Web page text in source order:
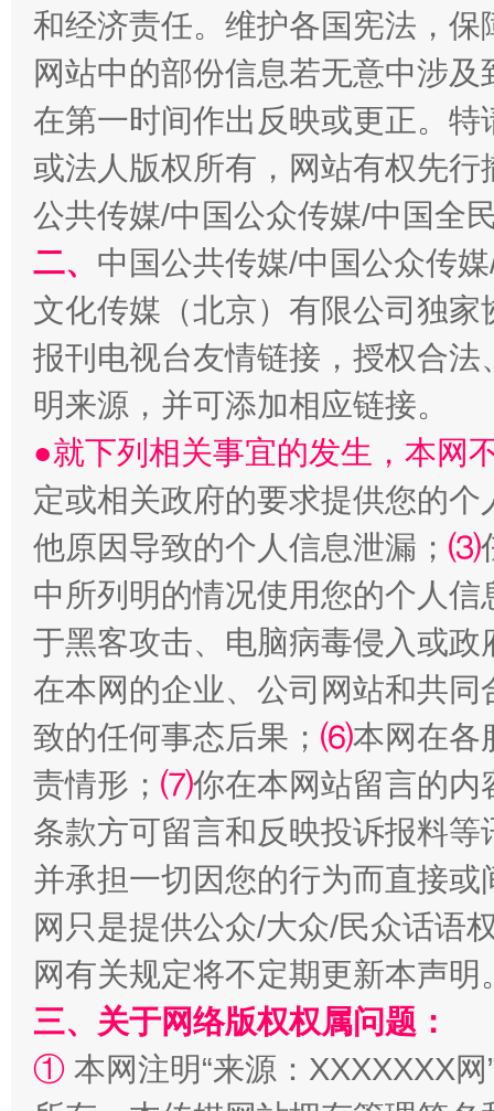
“刷贴”乱象丛生
生
揭批美国五大"原罪" "炒
解纷+调解+退费，一次搞定
站台名比不上好声名
和经济责任。维护各国宪法，
网站中的部份信息若无意中涉
在第一时间作出反映或更正。
或法人版权所有，网站有权先
公共传媒/中国公众传媒/中国全
二、 中国公共传媒/中国公众传
文化传媒（北京）有限公司独
报刊电视台友情链接，授权合
明来源，并可添加相应链接。
●就下列相关事宜的发生，本网
定或相关政府的要求提供您的个
他原因导致的个人信息泄漏； ⑶
中所列明的情况使用您的个人
于黑客攻击、电脑病毒侵入或
在本网的企业、公司网站和共
致的任何事态后果； ⑹本网在各
责情形； ⑺你在本网站留言的内
条款方可留言和反映投诉报料
并承担一切因您的行为而直接
网只是提供公众/大众/民众话语
网有关规定将不定期更新本声明
三、关于网络版权权属问题：
① 本网注明“来源：XXXXXXX